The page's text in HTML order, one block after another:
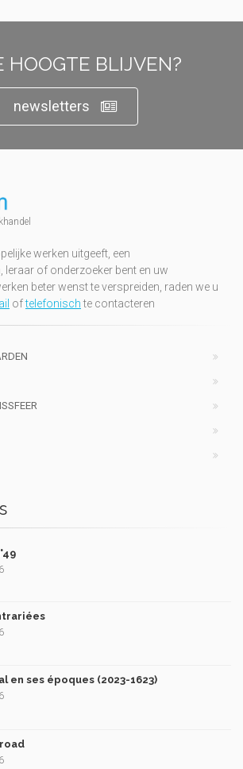
HOOGTE BLIJVEN?
newsletters
werken uitgeeft, een
of onderzoeker bent en uw
beter wenst te verspreiden, raden we u
oftelefonischte contacteren
en ses époques (2023-1623)